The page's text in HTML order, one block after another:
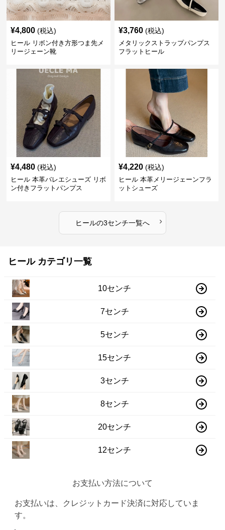
¥4,800 (税込)
ヒール リボン付き方形つま先メ
リージェーン靴
¥3,760 (税込)
メタリックストラップパンプス
フラットヒール
¥4,480 (税込)
ヒール 本革バレエシューズ リボ
ン付きフラットパンプス
¥4,220 (税込)
ヒール 本革メリージェーンフラ
ットシューズ
ヒールの3センチ一覧へ ›
ヒール カテゴリ一覧
10センチ
7センチ
5センチ
15センチ
3センチ
8センチ
20センチ
12センチ
お支払い方法について
お支払いは、クレジットカード決済に対応していま
す。